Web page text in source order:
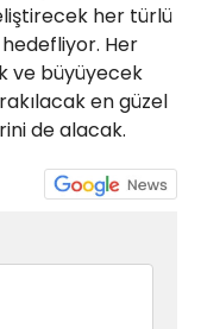
her türlü
Her
ve büyüyecek
en güzel
de alacak.